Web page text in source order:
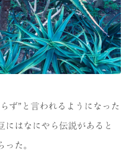
ず”と言われるようになった
にはなにやら伝説があると
た。